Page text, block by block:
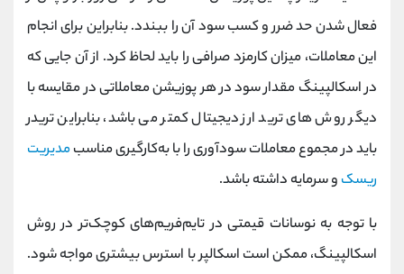
فعال شدن حد ضرر و کسب سود آن را ببندد. بنابراین برای انجام
این معاملات، میزان کارمزد صرافی را باید لحاظ کرد. از آن جایی که
در اسکالپینگ مقدار سود در هر پوزیشن معاملاتی در مقایسه با
دیگر روش های ترید ارز دیجیتال کمتر می باشد، بنابراین تریدر
باید در مجموع معاملات سودآوری را با به‌کارگیری مناسبمدیریت
ریسک و سرمایه داشته باشد.
با توجه به نوسانات قیمتی در تایم‌فریم‌های کوچک‌تر در روش
اسکالپینگ، ممکن است اسکالپر با استرس بیشتری مواجه شود.